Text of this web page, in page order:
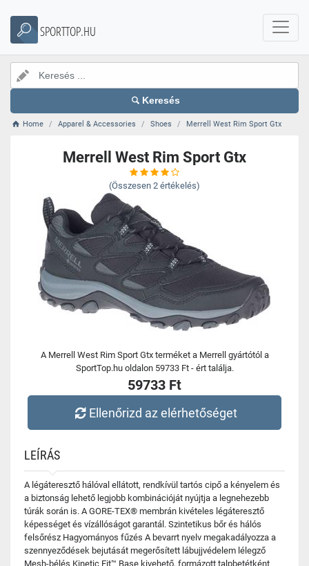
SPORTTOP.HU
Keresés
Home Apparel & Accessories Shoes Merrell West Rim Sport Gtx
Merrell West Rim Sport Gtx
(Összesen 2 értékelés)
A Merrell West Rim Sport Gtx terméket a Merrell gyártótól a
SportTop.hu oldalon 59733 Ft - ért találja.
59733 Ft
Ellenőrizd az elérhetőséget
LEÍRÁS
A légáteresztő hálóval ellátott, rendkívül tartós cipő a kényelem és
a biztonság lehető legjobb kombinációját nyújtja a legnehezebb
túrák során is. A GORE-TEX® membrán kivételes légáteresztő
képességet és vízállóságot garantál. Szintetikus bőr és hálós
felsőrész Hagyományos fűzés A bevarrt nyelv megakadályozza a
szennyeződések bejutását megerősített lábujjvédelem lélegző
Mesh-bélés Kinetic Fit™ Base kivehető, formázott talpbetétként